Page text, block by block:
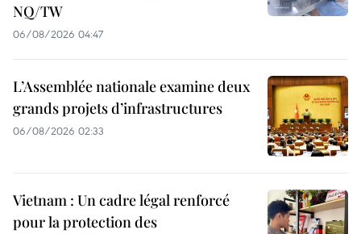
NQ/TW
06/08/2026 04:47
L’Assemblée nationale examine deux
grands projets d’infrastructures
06/08/2026 02:33
Vietnam : Un cadre légal renforcé
pour la protection des